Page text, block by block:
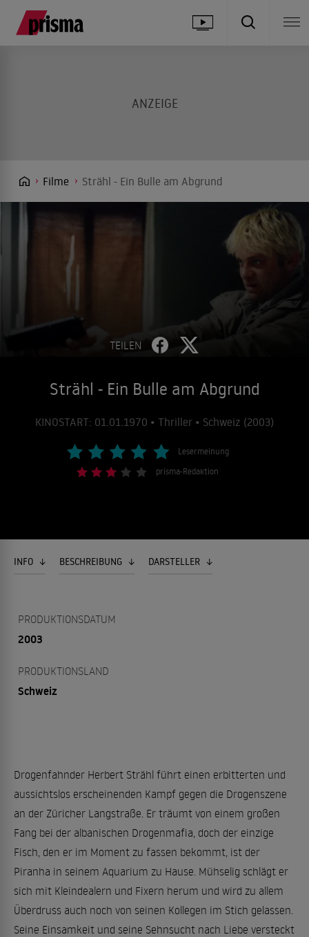
Filme Strähl - Ein Bulle am Abgrund
TEILEN
Strähl - Ein Bulle am Abgrund
KINOSTART: 01.01.1970 • Thriller • Schweiz (2003)
Lesermeinung
prisma-Redaktion
INFO BESCHREIBUNG DARSTELLER
PRODUKTIONSDATUM
2003
PRODUKTIONSLAND
Schweiz
Drogenfahnder Herbert Strähl führt einen erbitterten und
aussichtslos erscheinenden Kampf gegen die Drogenszene
an der Züricher Langstraße. Er träumt von einem großen
Fang bei der albanischen Drogenmafia, doch der einzige
Fisch, den er im Moment zu fassen bekommt, ist der
Piranha in seinem Aquarium zu Hause. Mühselig schlägt er
sich mit Kleindealern und Fixern herum und wird zu allem
Überdruss auch noch von seinen Kollegen im Stich gelassen.
Seine Einsamkeit und seine Sehnsucht nach Liebe versteckt